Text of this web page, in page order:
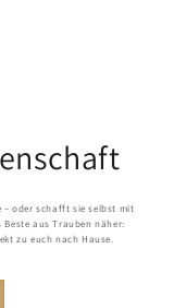
– oder schafft sie selbst mit
aus Trauben näher:
zu euch nach Hause.